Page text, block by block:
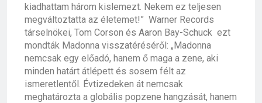
kiadhattam három kislemezt. Nekem ez teljesen
megváltoztatta az életemet!” Warner Records
társelnökei, Tom Corson és Aaron Bay-Schuck ezt
mondták Madonna visszatéréséről: „Madonna
nemcsak egy előadó, hanem ő maga a zene, aki
minden határt átlépett és sosem félt az
ismeretlentől. Évtizedeken át nemcsak
meghatározta a globális popzene hangzását, hanem